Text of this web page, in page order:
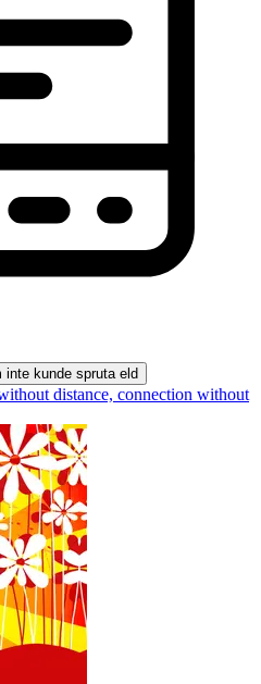
inte kunde spruta eld
distance, connection without